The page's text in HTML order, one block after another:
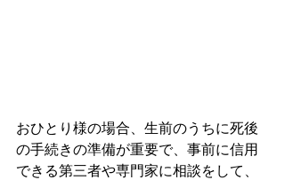
おひとり様の場合、生前のうちに死後
の手続きの準備が重要で、事前に信用
できる第三者や専門家に相談をして、